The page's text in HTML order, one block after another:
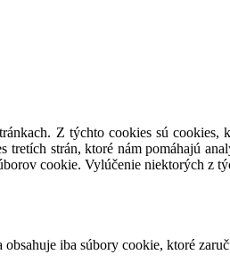
Z týchto cookies sú
strán, ktoré nám pomáhajú
cookie. Vylúčenie niektorých z
iba súbory cookie, ktoré